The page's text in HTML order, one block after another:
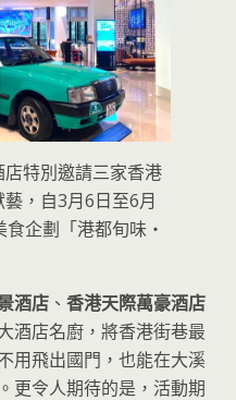
特別邀請三家香港
，自3月6日至6月
企劃「港都旬味・
酒店 、 香港天際萬豪酒店
酒店名廚，將香港街巷最
用飛出國門，也能在大溪
更令人期待的是，活動期